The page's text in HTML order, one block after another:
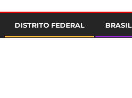
DISTRITO FEDERAL BRASIL